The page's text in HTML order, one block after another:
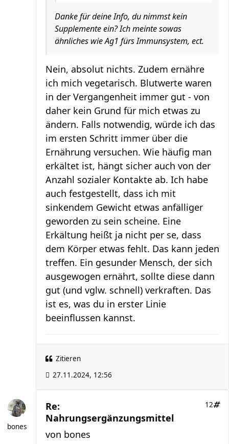
Danke für deine Info, du nimmst kein
Supplemente ein? Ich meinte sowas
ähnliches wie Ag1 fürs Immunsystem, ect.
Nein, absolut nichts. Zudem ernähre
ich mich vegetarisch. Blutwerte waren
in der Vergangenheit immer gut - von
daher kein Grund für mich etwas zu
ändern. Falls notwendig, würde ich das
im ersten Schritt immer über die
Ernährung versuchen. Wie häufig man
erkältet ist, hängt sicher auch von der
Anzahl sozialer Kontakte ab. Ich habe
auch festgestellt, dass ich mit
sinkendem Gewicht etwas anfälliger
geworden zu sein scheine. Eine
Erkältung heißt ja nicht per se, dass
dem Körper etwas fehlt. Das kann jeden
treffen. Ein gesunder Mensch, der sich
ausgewogen ernährt, sollte diese dann
gut (und vglw. schnell) verkraften. Das
ist es, was du in erster Linie
beeinflussen kannst.
Zitieren
27.11.2024, 12:56
bones
Re:
Nahrungsergänzungsmittel
12
von bones